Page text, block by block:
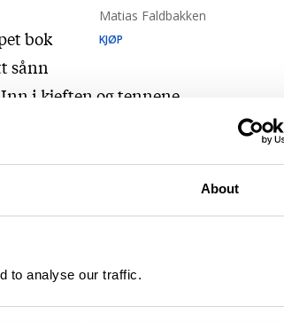
About
to analyse our traffic.
Matias Faldbakken
KJØP
bok
sånn
i kjeften og tennene.